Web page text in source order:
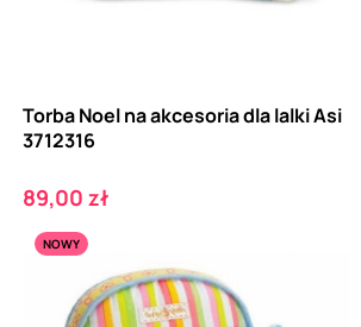
Torba Noel na akcesoria dla lalki Asi
3712316
Cena
89,00 zł
NOWY